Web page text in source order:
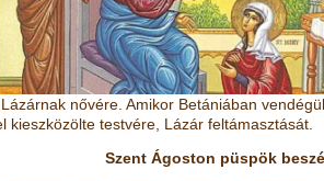
nővére. Amikor Betániában
kieszközölte testvére, Lázár feltámasztását.
Szent Ágoston püspök